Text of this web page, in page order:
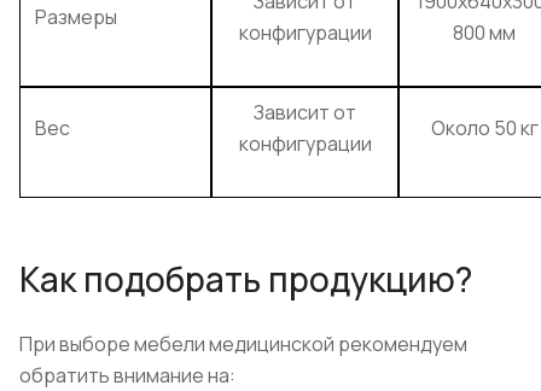
Размеры
конфигурации
800 мм
Вес
Зависит от
конфигурации
Около 50 кг
Как подобрать продукцию?
При выборе мебели медицинской рекомендуем
обратить внимание на: